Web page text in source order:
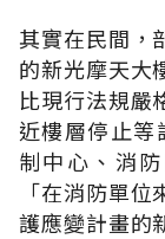
其實在民間，
的新光摩天大
比現行法規嚴
近樓層停止
制中心、消
「在消防單
護應變計畫的